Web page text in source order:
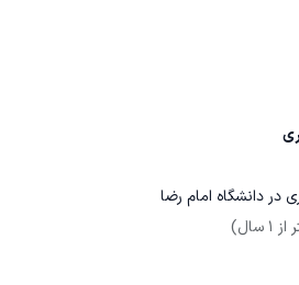
دانشگاه امام رضا
سال)